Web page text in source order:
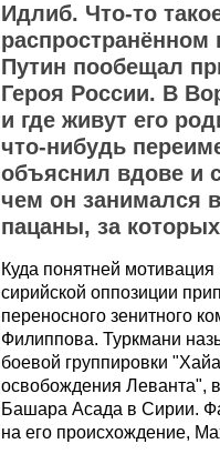
Идлиб. Что-то
Путин пообещал
Героя России. В
и где живут его
что-нибудь
объяснил вдове и
чем он занимался
пацаны, за
Куда понятней
сирийской оппозиции
переносного зенитного
Филиппова. Туркмани
боевой группировки
освобождения Леванта",
Башара Асада в Сирии.
на его происхождение,